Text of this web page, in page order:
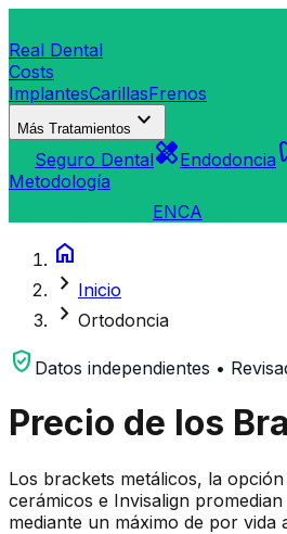
Real Dental
Costs
ImplantesCarillasFrenos
Más Tratamientos expand_more
Seguro DentalhealingEndodoncia
Metodología
ENCA
home
chevron_right Inicio
chevron_right Ortodoncia
verified_user Datos independientes •
Precio de los
Los brackets metálicos, la
cerámicos e Invisalign
mediante un máximo de por vida